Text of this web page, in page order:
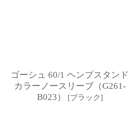
ゴーシュ 60/1 ヘンプスタンド
カラーノースリーブ（G261-
B023）
[ブラック]